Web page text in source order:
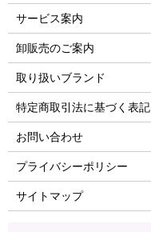
サービス案内
卸販売のご案内
取り扱いブランド
特定商取引法に基づく表記
お問い合わせ
プライバシーポリシー
サイトマップ